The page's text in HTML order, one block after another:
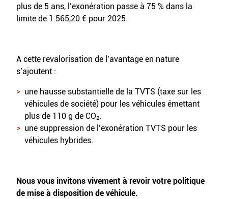
plus de 5 ans, l’exonération passe à 75 % dans la
limite de 1 565,20 € pour 2025.
A cette revalorisation de l’avantage en nature
s’ajoutent :
une hausse substantielle de la TVTS (taxe sur les
véhicules de société) pour les véhicules émettant
plus de 110 g de CO₂.
une suppression de l’exonération TVTS pour les
véhicules hybrides.
Nous vous invitons vivement à revoir votre politique
de mise à disposition de véhicule.